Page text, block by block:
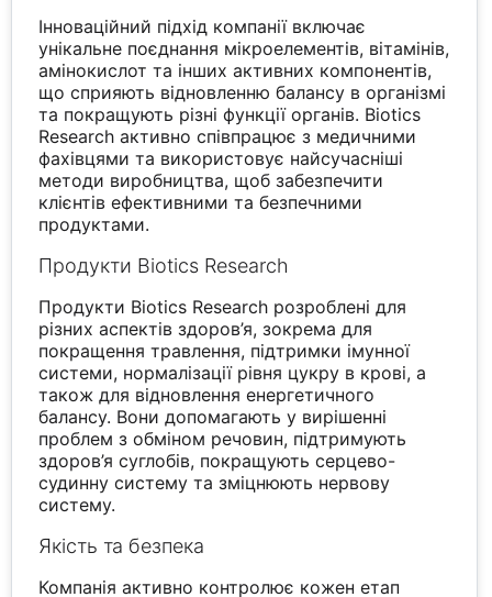
Інноваційний підхід компанії включає
унікальне поєднання мікроелементів, вітамінів,
амінокислот та інших активних компонентів,
що сприяють відновленню балансу в організмі
та покращують різні функції органів. Biotics
Research активно співпрацює з медичними
фахівцями та використовує найсучасніші
методи виробництва, щоб забезпечити
клієнтів ефективними та безпечними
продуктами.
Продукти Biotics Research
Продукти Biotics Research розроблені для
різних аспектів здоров’я, зокрема для
покращення травлення, підтримки імунної
системи, нормалізації рівня цукру в крові, а
також для відновлення енергетичного
балансу. Вони допомагають у вирішенні
проблем з обміном речовин, підтримують
здоров’я суглобів, покращують серцево-
судинну систему та зміцнюють нервову
систему.
Якість та безпека
Компанія активно контролює кожен етап